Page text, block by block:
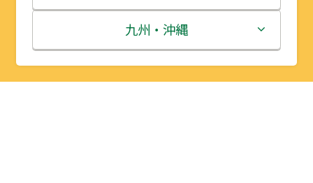
秋田県
山形県
埼玉県
千葉県
石川県
福井県
滋賀県
京都府
鳥取県
島根県
九州・沖縄
福岡県